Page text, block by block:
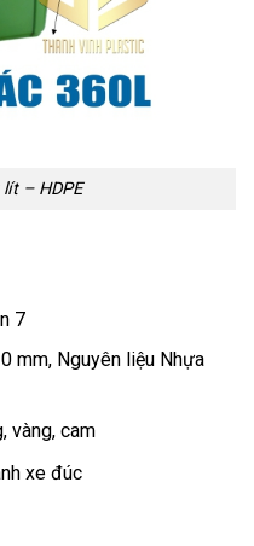
– HDPE
7
mm, Nguyên liệu Nhựa
vàng, cam
xe đúc